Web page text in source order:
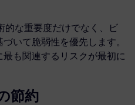
的な重要度だけでなく、ビ
いて脆弱性を優先します。
も関連するリスクが最初に
節約